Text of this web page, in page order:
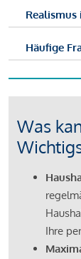
Häufige
Was
Ihre